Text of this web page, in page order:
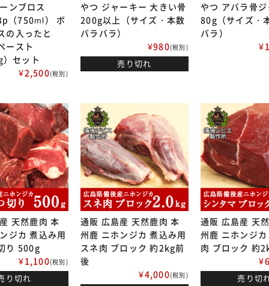
ンブロス
（750ml） ボ
の入ったと
ースト
セット
¥2,500(税別)
やつ ジャーキー 大きい骨
200g以上（サイズ・本数
バラバラ）
¥980(税別)
売り切れ
やつ アバラ骨
80g（サイズ・
バラ）
天然鹿肉 本
ジカ 煮込み用
り 500g
¥1,100(税別)
り切れ
通販 広島産 天然鹿肉 本
州鹿 ニホンジカ 煮込み用
スネ肉 ブロック 約2kg前
後
¥4,000(税別)
通販 広島産 天
州鹿 ニホンジ
肉 ブロック 約
売り切